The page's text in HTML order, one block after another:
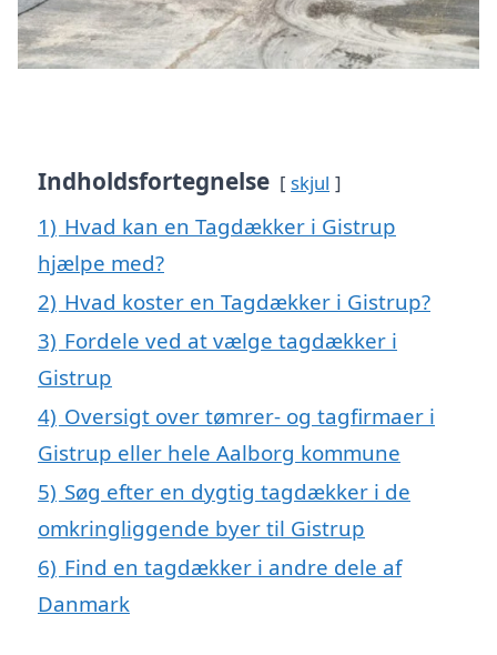
Indholdsfortegnelse skjul
1) Hvad kan en Tagdækker i Gistrup
hjælpe med?
2) Hvad koster en Tagdækker i Gistrup?
3) Fordele ved at vælge tagdækker i
Gistrup
4) Oversigt over tømrer- og tagfirmaer i
Gistrup eller hele Aalborg kommune
5) Søg efter en dygtig tagdækker i de
omkringliggende byer til Gistrup
6) Find en tagdækker i andre dele af
Danmark